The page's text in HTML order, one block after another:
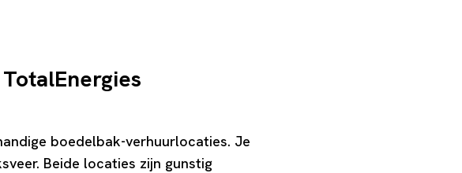
boedelbak-verhuurlocaties. Je
Beide locaties zijn gunstig